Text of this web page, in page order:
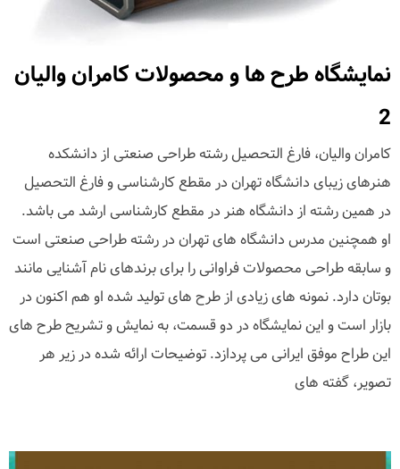
نمایشگاه طرح ها و محصولات کامران والیان
2
کامران والیان، فارغ التحصیل رشته طراحی صنعتی از دانشکده
هنرهای زیبای دانشگاه تهران در مقطع کارشناسی و فارغ التحصیل
در همین رشته از دانشگاه هنر در مقطع کارشناسی ارشد می باشد.
او همچنین مدرس دانشگاه های تهران در رشته طراحی صنعتی است
و سابقه طراحی محصولات فراوانی را برای برندهای نام آشنایی مانند
بوتان دارد. نمونه های زیادی از طرح های تولید شده او هم اکنون در
بازار است و این نمایشگاه در دو قسمت، به نمایش و تشریح طرح های
این طراح موفق ایرانی می پردازد. توضیحات ارائه شده در زیر هر
تصویر، گفته های